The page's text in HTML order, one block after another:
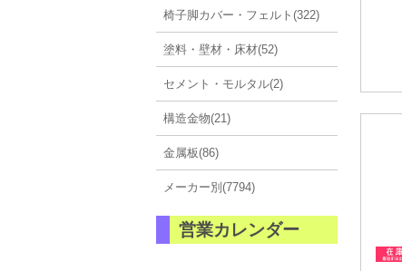
椅子脚カバー・フェルト(322)
塗料・壁材・床材(52)
セメント・モルタル(2)
構造金物(21)
金属板(86)
メーカー別(7794)
営業カレンダー